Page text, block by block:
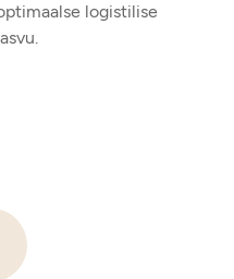
logistilise